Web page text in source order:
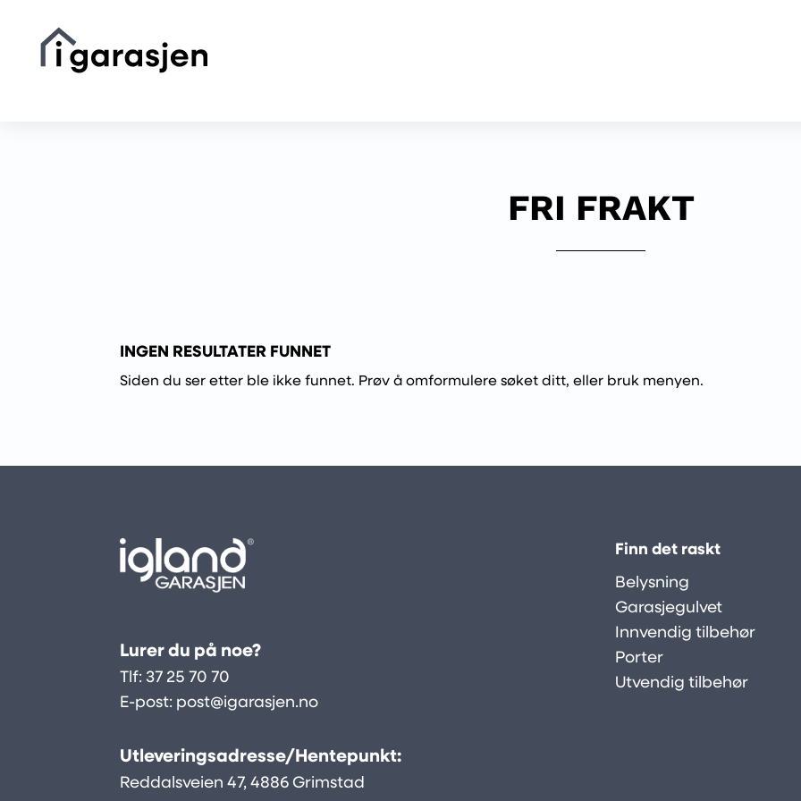
FRI FRAKT
INGEN RESULTATER FUNNET
Siden du ser etter ble ikke funnet. Prøv å omformulere søket ditt, eller bruk menyen.
Lurer du på noe?
Tlf: 37 25 70 70
E-post: post@igarasjen.no
Utleveringsadresse/Hentepunkt:
Reddalsveien 47, 4886 Grimstad
Finn det raskt
Belysning
Garasjegulvet
Innvendig tilbehør
Porter
Utvendig tilbehør